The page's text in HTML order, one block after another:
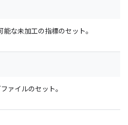
能な未加工の指標のセット。
ァイルのセット。